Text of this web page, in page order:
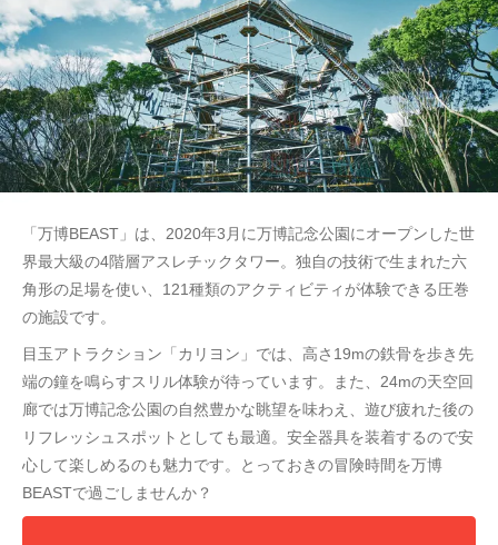
「万博BEAST」は、2020年3月に万博記念公園にオープンした世
界最大級の4階層アスレチックタワー。独自の技術で生まれた六
角形の足場を使い、121種類のアクティビティが体験できる圧巻
の施設です。
目玉アトラクション「カリヨン」では、高さ19mの鉄骨を歩き先
端の鐘を鳴らすスリル体験が待っています。また、24mの天空回
廊では万博記念公園の自然豊かな眺望を味わえ、遊び疲れた後の
リフレッシュスポットとしても最適。安全器具を装着するので安
心して楽しめるのも魅力です。とっておきの冒険時間を万博
BEASTで過ごしませんか？